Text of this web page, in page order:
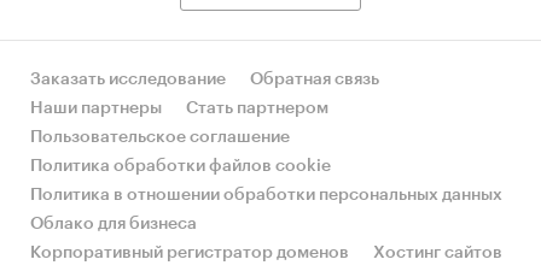
Заказать исследование
Обратная связь
Наши партнеры
Стать партнером
Пользовательское соглашение
Политика обработки файлов cookie
Политика в отношении обработки персональных данных
Облако для бизнеса
Корпоративный регистратор доменов
Хостинг сайтов